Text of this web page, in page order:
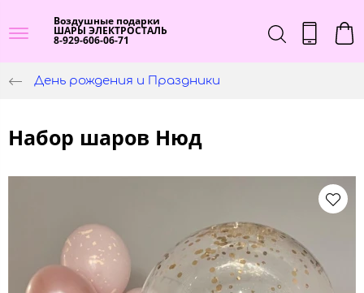
Воздушные подарки
ШАРЫ ЭЛЕКТРОСТАЛЬ
8-929-606-06-71
День рождения и Праздники
Набор шаров Нюд